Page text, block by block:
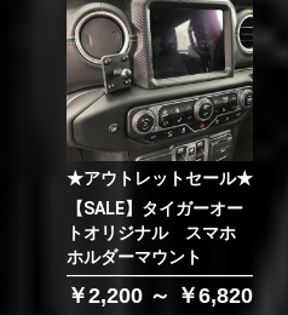
★アウトレットセール★
【SALE】タイガーオー
トオリジナル スマホ
ホルダーマウント
￥2,200 ～ ￥6,820